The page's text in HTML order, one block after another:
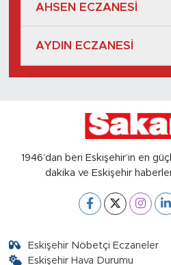
AHSEN ECZANESİ
AYDIN ECZANESİ
1946’dan beri Eskişehir’in en
dakika ve Eskişehir
Eskişehir Nöbetçi Eczaneler
Eskişehir Hava Durumu